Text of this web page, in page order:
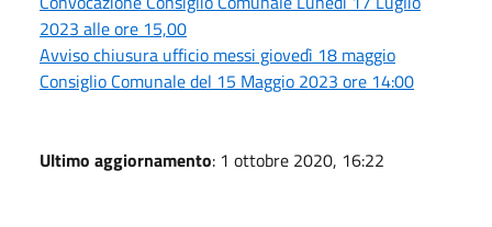
2023 alle ore 15,00
Avviso chiusura ufficio messi giovedì 18 maggio
Consiglio Comunale del 15 Maggio 2023 ore 14:00
Ultimo aggiornamento: 1 ottobre 2020, 16:22